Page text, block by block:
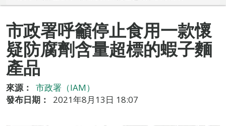
市政署呼籲停止食用一款懷
疑防腐劑含量超標的蝦子麵
產品
來源：
市政署（IAM）
發布日期：
2021年8月13日 18:07